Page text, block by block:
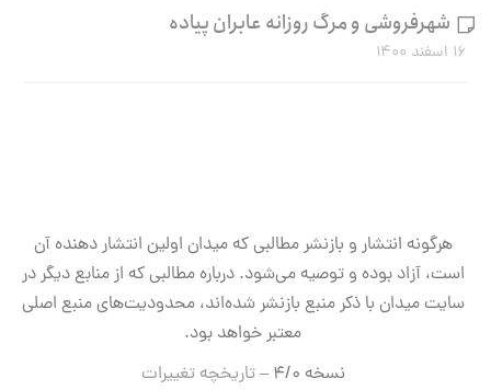
شهرفروشی و مرگ روزانه عابران پیاده
۱۶ اسفند ۱۴۰۰
هرگونه انتشار و بازنشر مطالبی که میدان اولین انتشار دهنده آن
است، آزاد بوده و توصیه می‌شود. درباره مطالبی که از منابع دیگر در
سایت میدان با ذکر منبع بازنشر شده‌اند، محدودیت‌های منبع اصلی
معتبر خواهد بود.
نسخه ۴/۰ –
تاریخچه تغییرات